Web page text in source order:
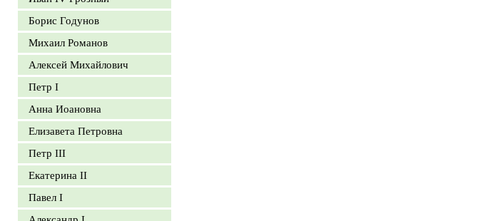
Борис Годунов
Михаил Романов
Алексей Михайлович
Петр I
Анна Иоановна
Елизавета Петровна
Петр III
Екатерина II
Павел I